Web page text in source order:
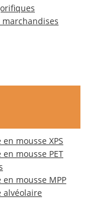
mousse XPS
mousse PET
mousse MPP
alvéolaire